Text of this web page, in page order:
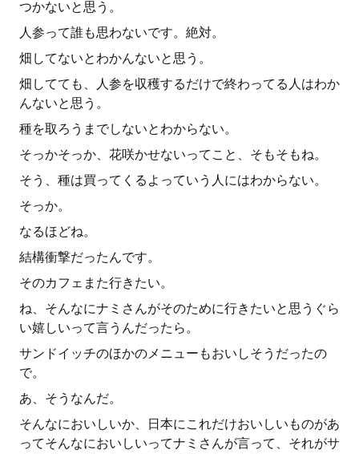
つかないと思う。
人参って誰も思わないです。絶対。
畑してないとわかんないと思う。
畑してても、人参を収穫するだけで終わってる人はわか
んないと思う。
種を取ろうまでしないとわからない。
そっかそっか、花咲かせないってこと、そもそもね。
そう、種は買ってくるよっていう人にはわからない。
そっか。
なるほどね。
結構衝撃だったんです。
そのカフェまた行きたい。
ね、そんなにナミさんがそのために行きたいと思うぐら
い嬉しいって言うんだったら。
サンドイッチのほかのメニューもおいしそうだったの
で。
あ、そうなんだ。
そんなにおいしいか、日本にこれだけおいしいものがあ
ってそんなにおいしいってナミさんが言って、それがサ